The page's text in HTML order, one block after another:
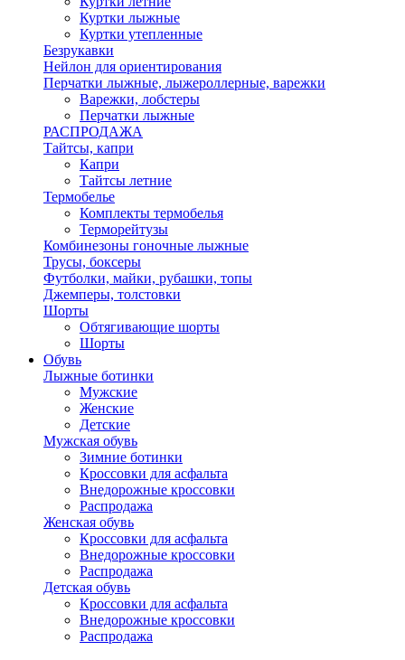
Куртки лыжные
Куртки утепленные
Безрукавки
Нейлон для ориентирования
Перчатки лыжные, лыжероллерные, варежки
Варежки, лобстеры
Перчатки лыжные
РАСПРОДАЖА
Тайтсы, капри
Капри
Тайтсы летние
Термобелье
Комплекты термобелья
Терморейтузы
Комбинезоны гоночные лыжные
Трусы, боксеры
Футболки, майки, рубашки, топы
Джемперы, толстовки
Шорты
Обтягивающие шорты
Шорты
Обувь
Лыжные ботинки
Мужские
Женские
Детские
Мужская обувь
Зимние ботинки
Кроссовки для асфальта
Внедорожные кроссовки
Распродажа
Женская обувь
Кроссовки для асфальта
Внедорожные кроссовки
Распродажа
Детская обувь
Кроссовки для асфальта
Внедорожные кроссовки
Распродажа